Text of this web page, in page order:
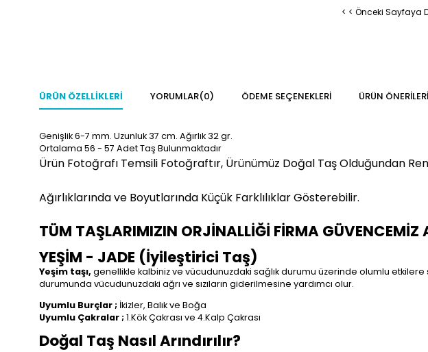
< < Önceki Sayfaya
ÜRÜN ÖZELLIKLERI YORUMLAR(0) ÖDEME SEÇENEKLERI ÜRÜN ÖNERILERI
Genişlik 6-7 mm. Uzunluk 37 cm. Ağırlık 32 gr.
Ortalama 56 - 57 Adet Taş Bulunmaktadır
Ürün Fotoğrafı Temsili Fotoğraftır, Ürünümüz Doğal Taş Olduğundan
Ağırlıklarında ve Boyutlarında Küçük Farklılıklar Gösterebilir.
TÜM TAŞLARIMIZIN ORJİNALLİĞİ FİRMA GÜVENCEMİZ
YEŞİM - JADE (İyileştirici Taş)
Yeşim taşı, genellikle kalbiniz ve vücudunuzdaki sağlık durumu üzerinde olumlu etkilere
durumunda vücudunuzdaki ağrı ve sızıların giderilmesine yardımcı olur.
Uyumlu Burçlar ; İkizler, Balık ve Boğa
Uyumlu Çakralar ;1.Kök Çakrası ve 4.Kalp Çakrası
Doğal Taş Nasıl Arındırılır?